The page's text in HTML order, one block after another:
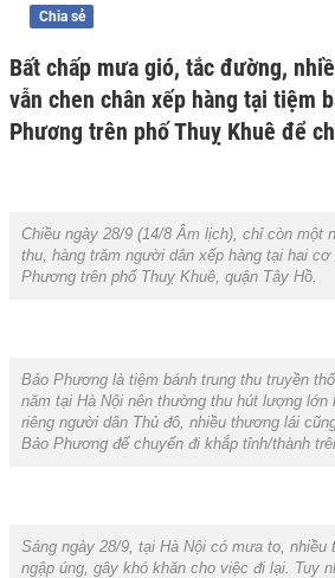
Chia sẻ
Bất chấp mưa gió, tắc đường,
vẫn chen chân xếp hàng tại tiệm
Phương trên phố Thuỵ Khuê để
Chiều ngày 28/9 (14/8 Âm lịch), chỉ còn một
thu, hàng trăm người dân xếp hàng tại hai
Phương trên phố Thuỵ Khuê, quận Tây Hồ.
Bảo Phương là tiệm bánh trung thu truyền
năm tại Hà Nội nên thường thu hút lượng lớn
riêng người dân Thủ đô, nhiều thương lái
Bảo Phương để chuyển đi khắp tỉnh/thành
Sáng ngày 28/9, tại Hà Nội có mưa to, nhiều
ngập úng, gây khó khăn cho việc đi lại. Tuy